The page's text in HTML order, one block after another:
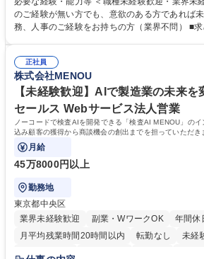
採用や教育等の業務内容により、関西圏以外へ
出張もございます。 ※担当業務を持ちつつ、お
のご経験が無い方でも、意欲のある方であれば
務、人事のご経験をお持ちの方（業界不問） ■求める人物像：・社内外の
正社員
株式会社MENOU
【未経験歓迎】AIで製造業の未来を
セールス Webサービス法人営業
ノーコードで検査AIを開発できる「検査AI MENOU」の
込み顧客の獲得から商談機会の創出までを担っていただき
ルドセールスをつなぐ役割として、
月給
45万8000円以上
勤務地
東京都中央区
業界未経験歓迎
副業・WワークOK
年間休
月平均残業時間20時間以内
転勤なし
未経
時短勤務あり